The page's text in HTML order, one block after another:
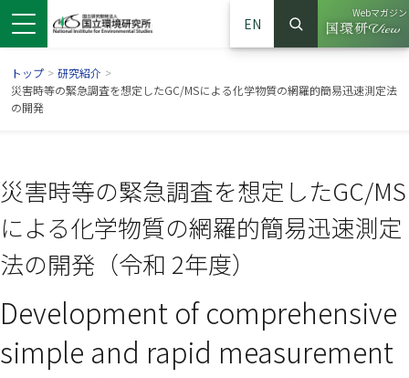
ドウで開きます）
ンドウで開きます）
ウインドウで開きます）
EN
サイト内検索
検索
Webマガジン
（別ウイ
トップ > 研究紹介 >
災害時等の緊急調査を想定したGC/MSによる化学物質の網羅的簡易迅速測定法
の開発
災害時等の緊急調査を想定したGC/MS
による化学物質の網羅的簡易迅速測定
法の開発（令和 2年度）
Development of comprehensive
simple and rapid measurement